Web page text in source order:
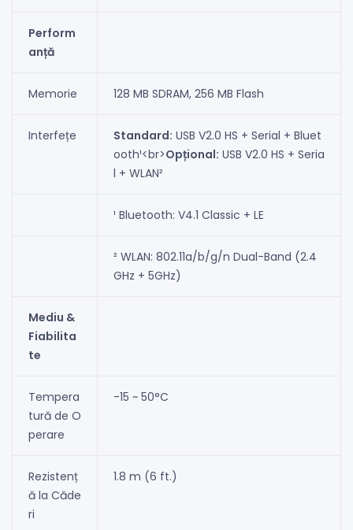
Perform
anță
Memorie 128 MB SDRAM, 256 MB Flash
Interfețe Standard: USB V2.0 HS + Serial + Bluet
ooth¹<br>Opțional: USB V2.0 HS + Seria
l + WLAN²
¹ Bluetooth: V4.1 Classic + LE
² WLAN: 802.11a/b/g/n Dual-Band (2.4
GHz + 5GHz)
Mediu &
Fiabilita
te
Tempera
tură de O
perare
-15 ~ 50°C
Rezistenț
ă la Căde
ri
1.8 m (6 ft.)